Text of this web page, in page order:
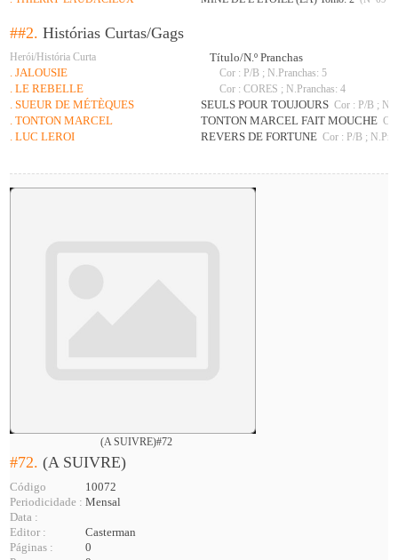
##2.Histórias Curtas/Gags
Herói/História Curta
Título/N.º Pranchas
. JALOUSIE
Cor : P/B ; N.Pranchas: 5
. LE REBELLE Cor : CORES ; N.Pranchas: 4
. SUEUR DE MÉTÈQUES SEULS POUR TOUJOURS Cor : P/B ;
. TONTON MARCEL TONTON MARCEL FAIT MOUCHE
. LUC LEROI REVERS DE FORTUNE Cor : P/B ;
(A SUIVRE)#72
#72.(A SUIVRE)
Código
10072
Periodicidade : Mensal
Data :
Editor :
Casterman
Páginas :
0